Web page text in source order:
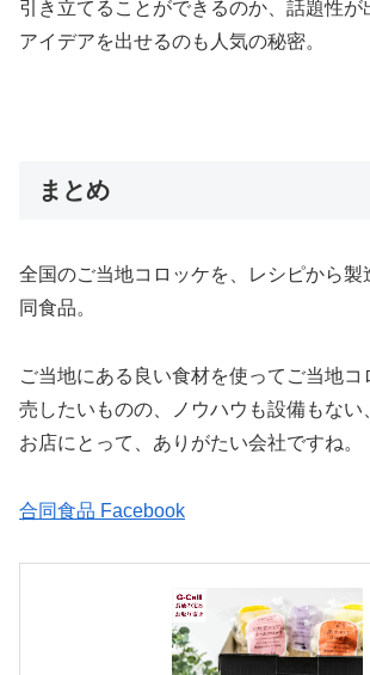
引き立てることができるのか、話題性が
アイデアを出せるのも人気の秘密。
まとめ
全国のご当地コロッケを、レシピから製
同食品。
ご当地にある良い食材を使ってご当地コ
売したいものの、ノウハウも設備もない
お店にとって、ありがたい会社ですね。
合同食品 Facebook